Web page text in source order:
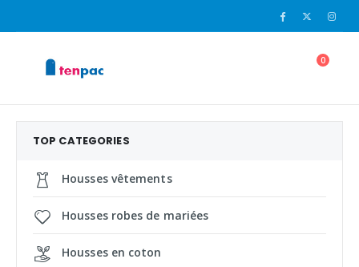
0
TOP CATEGORIES
Housses vêtements
Housses robes de mariées
Housses en coton